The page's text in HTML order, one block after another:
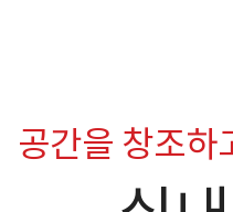
공간을 창조하